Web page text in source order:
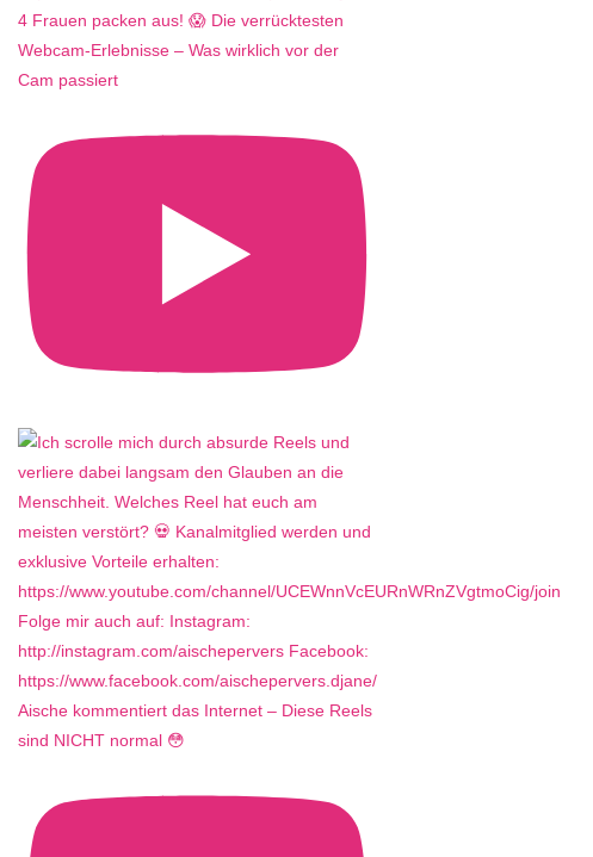
4 Frauen packen aus! 😱 Die verrücktesten
Webcam-Erlebnisse – Was wirklich vor der
Cam passiert
Aische kommentiert das Internet – Diese Reels
sind NICHT normal 😳